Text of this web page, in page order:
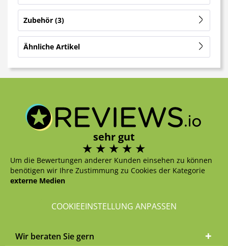
Zubehör 3
Ähnliche Artikel
sehr gut
Um die Bewertungen anderer Kunden einsehen zu können
benötigen wir Ihre Zustimmung zu Cookies der Kategorie
externe Medien
COOKIEEINSTELLUNG ANPASSEN
Wir beraten Sie gern